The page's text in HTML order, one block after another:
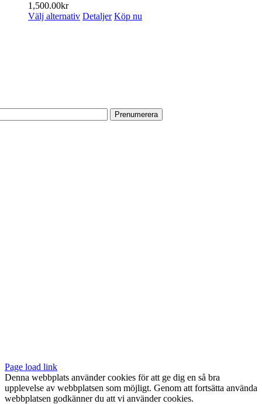
1,500.00kr
Välj alternativ Den
kan
väljas
Detaljer Köp nu
Page load link
Denna webbplats använder cookies för att ge dig en så bra
upplevelse av webbplatsen som möjligt. Genom att fortsätta använda
webbplatsen godkänner du att vi använder cookies.